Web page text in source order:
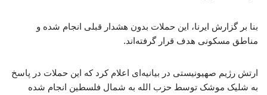
بنا بر گزارش ایرنا، این حملات بدون هشدار قبلی انجام شده و
مناطق مسکونی هدف قرار گرفته‌اند.
ارتش رژیم صهیونیستی در بیانیه‌ای اعلام کرد که این حملات در پاسخ
به شلیک موشک توسط حزب الله به شمال فلسطین انجام شده